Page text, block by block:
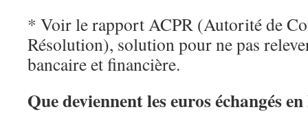
* Voir le rapport ACPR (Autorité de
Résolution), solution pour ne pas
bancaire et financière.
Que deviennent les euros échangés